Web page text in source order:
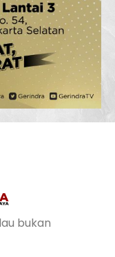
bukan